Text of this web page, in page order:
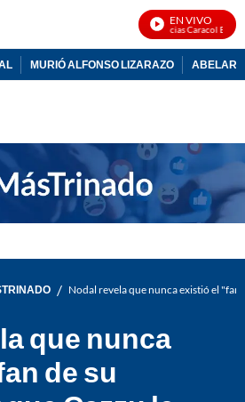
EN VIVO
Noticias Caracol En Vivo
MURIÓ ALFONSO LIZARAZO
/ Nodal revela que nunca existió el
que nunca
de su